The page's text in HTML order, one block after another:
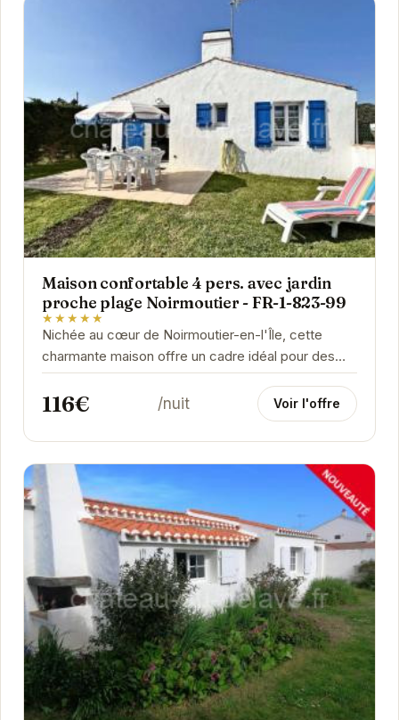
Maison confortable 4 pers. avec jardin
proche plage Noirmoutier - FR-1-823-99
★★★★★
Nichée au cœur de Noirmoutier-en-l'Île, cette
charmante maison offre un cadre idéal pour des
vacances en famille ou entre amis. Son jardin...
116€ /nuit Voir l'offre